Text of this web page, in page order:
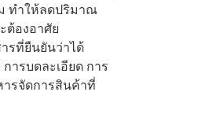
ทำให้ลดปริมาณ
ต้องอาศัย
รที่ยืนยันว่าได้
ารบดละเอียด การ
ารจัดการสินค้าที่